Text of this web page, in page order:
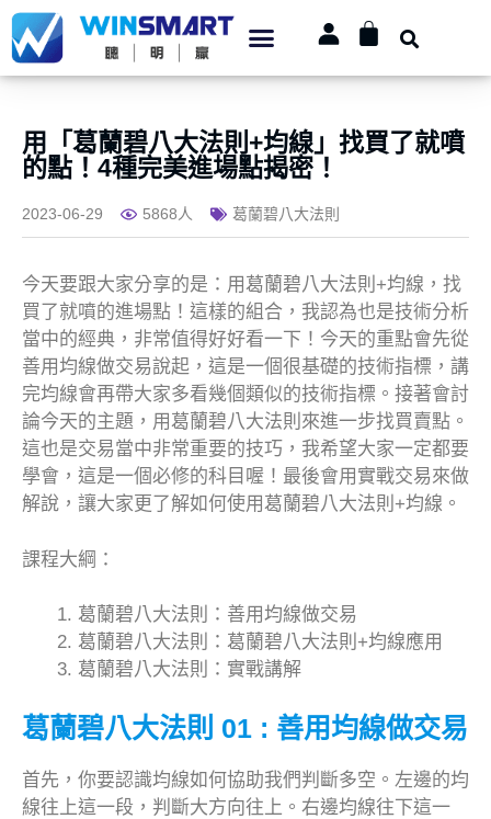
用「葛蘭碧八大法則+均線」找買了就噴
的點！4種完美進場點揭密！
2023-06-29 5868人 葛蘭碧八大法則
今天要跟大家分享的是：用葛蘭碧八大法則+均線，找
買了就噴的進場點！這樣的組合，我認為也是技術分析
當中的經典，非常值得好好看一下！今天的重點會先從
善用均線做交易說起，這是一個很基礎的技術指標，講
完均線會再帶大家多看幾個類似的技術指標。接著會討
論今天的主題，用葛蘭碧八大法則來進一步找買賣點。
這也是交易當中非常重要的技巧，我希望大家一定都要
學會，這是一個必修的科目喔！最後會用實戰交易來做
解說，讓大家更了解如何使用葛蘭碧八大法則+均線。
課程大綱：
葛蘭碧八大法則：善用均線做交易
葛蘭碧八大法則：葛蘭碧八大法則+均線應用
葛蘭碧八大法則：實戰講解
葛蘭碧八大法則 01 : 善用均線做交易
首先，你要認識均線如何協助我們判斷多空。左邊的均
線往上這一段，判斷大方向往上。右邊均線往下這一